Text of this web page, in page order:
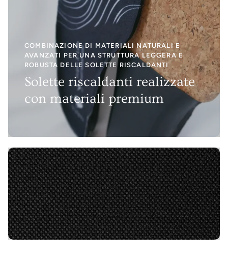
COMBINAZIONE DI MATERIALI NATURALI E
AVANZATI PER UNA STRUTTURA LEGGERA E
ROBUSTA DELLE SOLETTE RISCALDANTI
Solette riscaldanti realizzate
con materiali premium